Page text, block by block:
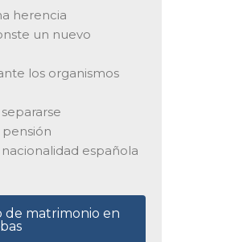
herencia
un nuevo
los organismos
española
de matrimonio en